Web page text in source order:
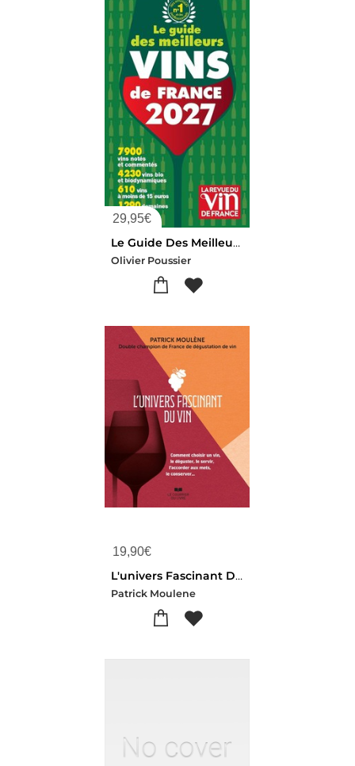
29,95€
Le Guide Des Meilleurs Vins De France 2027
Olivier Poussier
19,90€
L'univers Fascinant Du Vin
Patrick Moulene